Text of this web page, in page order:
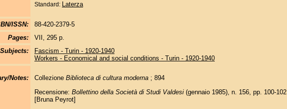
Standard: Laterza
ISSN:
88-420-2379-5
Pages:
VII, 295 p.
Subjects:
Fascism - Turin - 1920-1940
Workers - Economical and social conditions - Turin - 1920-1940
Notes: Collezione Biblioteca di cultura moderna; 894
Recensione: Bollettino della Società di Studi Valdesi(gennaio 1985), n. 156, pp. 100-102
[Bruna Peyrot]